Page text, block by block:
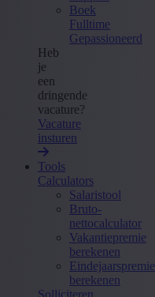
Boek
Fulltime
Gepassioneerd
Heb
je
een
dringende
vacature?
Vacature
insturen
Tools
Calculators
Salaristool
Bruto-
nettocalculator
Vakantiepremie
berekenen
Eindejaarspremie
berekenen
Solliciteren